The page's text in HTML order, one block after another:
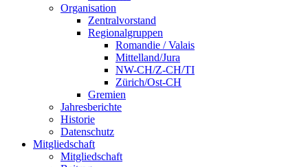
Organisation
Zentralvorstand
Regionalgruppen
Romandie / Valais
Mittelland/Jura
NW-CH/Z-CH/TI
Zürich/Ost-CH
Gremien
Jahresberichte
Historie
Datenschutz
Mitgliedschaft
Mitgliedschaft